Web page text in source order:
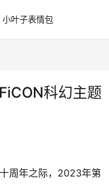
小叶子表情包
科幻主题
周年之际，2023年第